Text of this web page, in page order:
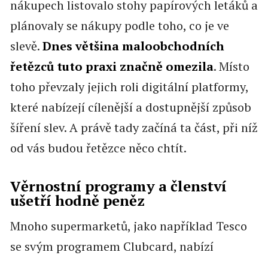
nákupech listovalo stohy papírových letáků a
plánovaly se nákupy podle toho, co je ve
slevě.Dnes většina maloobchodních
řetězců tuto praxi značně omezila. Místo
toho převzaly jejich roli digitální platformy,
které nabízejí cílenější a dostupnější způsob
šíření slev. A právě tady začíná ta část, při níž
od vás budou řetězce něco chtít.
Věrnostní programy a členství
ušetří hodně peněz
Mnoho supermarketů, jako například Tesco
se svým programem Clubcard, nabízí